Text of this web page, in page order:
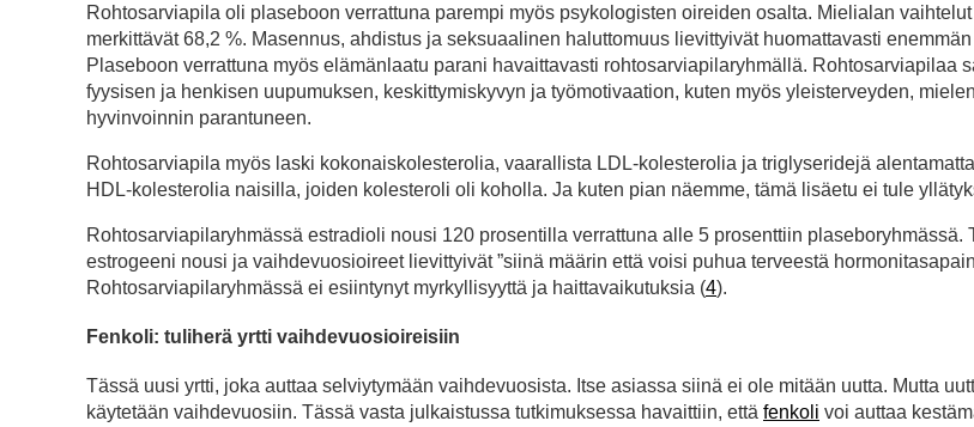
Rohtosarviapila oli plaseboon verrattuna parempi myös psykologisten oireiden osalta. Mielialan
merkittävät 68,2 %. Masennus, ahdistus ja seksuaalinen haluttomuus lievittyivät huomattavasti
Plaseboon verrattuna myös elämänlaatu parani havaittavasti rohtosarviapilaryhmällä. Rohtosarviapilaa
fyysisen ja henkisen uupumuksen, keskittymiskyvyn ja työmotivaation, kuten myös yleisterveyden,
hyvinvoinnin parantuneen.
Rohtosarviapila myös laski kokonaiskolesterolia, vaarallista LDL-kolesterolia ja triglyseridejä
HDL-kolesterolia naisilla, joiden kolesteroli oli koholla. Ja kuten pian näemme, tämä lisäetu ei tule
Rohtosarviapilaryhmässä estradioli nousi 120 prosentilla verrattuna alle 5 prosenttiin plaseboryhmässä.
estrogeeni nousi ja vaihdevuosioireet lievittyivät ”siinä määrin että voisi puhua terveestä
Rohtosarviapilaryhmässä ei esiintynyt myrkyllisyyttä ja haittavaikutuksia (4).
Fenkoli: tuliherä yrtti vaihdevuosioireisiin
Tässä uusi yrtti, joka auttaa selviytymään vaihdevuosista. Itse asiassa siinä ei ole mitään uutta. Mutta
käytetään vaihdevuosiin. Tässä vasta julkaistussa tutkimuksessa havaittiin, että fenkoli voi auttaa